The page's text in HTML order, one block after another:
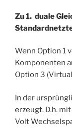
Zu 1. duale
Wenn Option 1
Komponenten
Option 3
In der
erzeugt. D.h.
Volt